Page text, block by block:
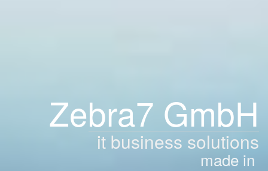
Zebra7 GmbH
it business solutions
made in